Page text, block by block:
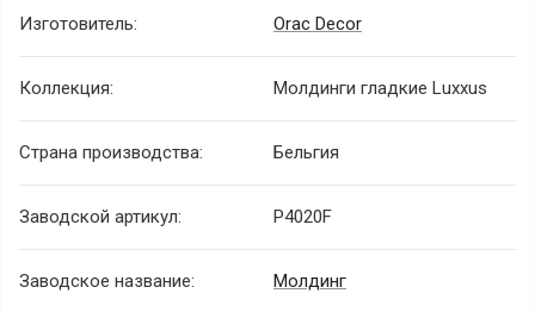
Изготовитель: Orac Decor
Коллекция: Молдинги гладкие Luxxus
Страна производства: Бельгия
Заводской артикул: P4020F
Заводское название: Молдинг